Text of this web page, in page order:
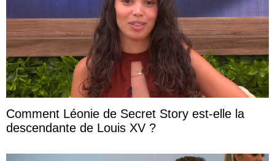
Comment Léonie de Secret Story est-elle la
descendante de Louis XV ?